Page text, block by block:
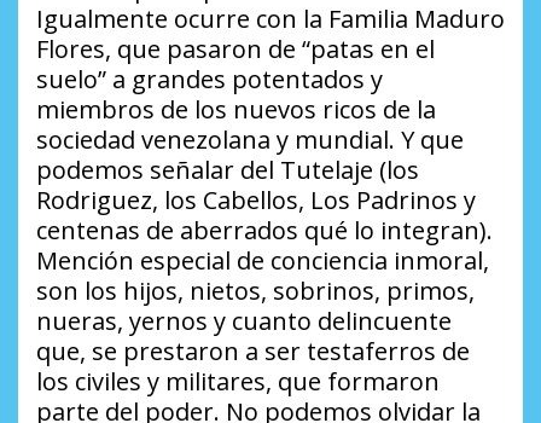
Igualmente ocurre con la Familia Maduro
Flores, que pasaron de “patas en el
suelo” a grandes potentados y
miembros de los nuevos ricos de la
sociedad venezolana y mundial. Y que
podemos señalar del Tutelaje (los
Rodriguez, los Cabellos, Los Padrinos y
centenas de aberrados qué lo integran).
Mención especial de conciencia inmoral,
son los hijos, nietos, sobrinos, primos,
nueras, yernos y cuanto delincuente
que, se prestaron a ser testaferros de
los civiles y militares, que formaron
parte del poder. No podemos olvidar la